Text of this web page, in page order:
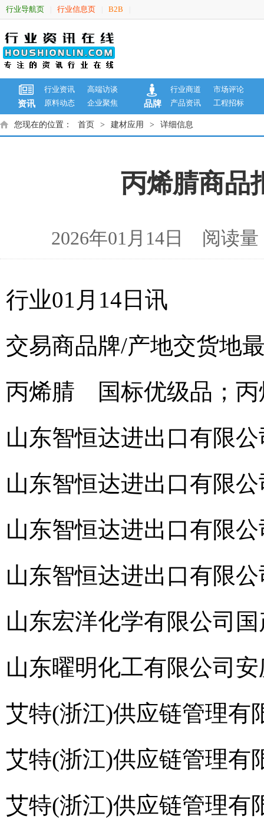
行业导航页 行业信息页 B2B
资讯
行业资讯
高端访谈
原料动态
企业聚焦 品牌
行业商道
市场评论
产品资讯
工程招标
您现在的位置： 首页 > 建材应用 > 详细信息
丙烯腈商品
2026年01月14日 阅读
行业01月14日讯
交易商品牌/产地交货地
丙烯腈 国标优级品；丙
山东智恒达进出口有限公
山东智恒达进出口有限公
山东智恒达进出口有限公
山东智恒达进出口有限公
山东宏洋化学有限公司
山东曜明化工有限公司
艾特(浙江)供应链管理有
艾特(浙江)供应链管理有
艾特(浙江)供应链管理有